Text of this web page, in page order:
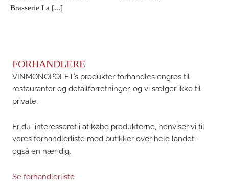
Brasserie La [...]
FORHANDLERE
VINMONOPOLET’s produkter forhandles engros til
restauranter og detailforretninger, og vi sælger ikke til
private.
Er du interesseret i at købe produkterne, henviser vi til
vores forhandlerliste med butikker over hele landet -
også en nær dig.
Se forhandlerliste